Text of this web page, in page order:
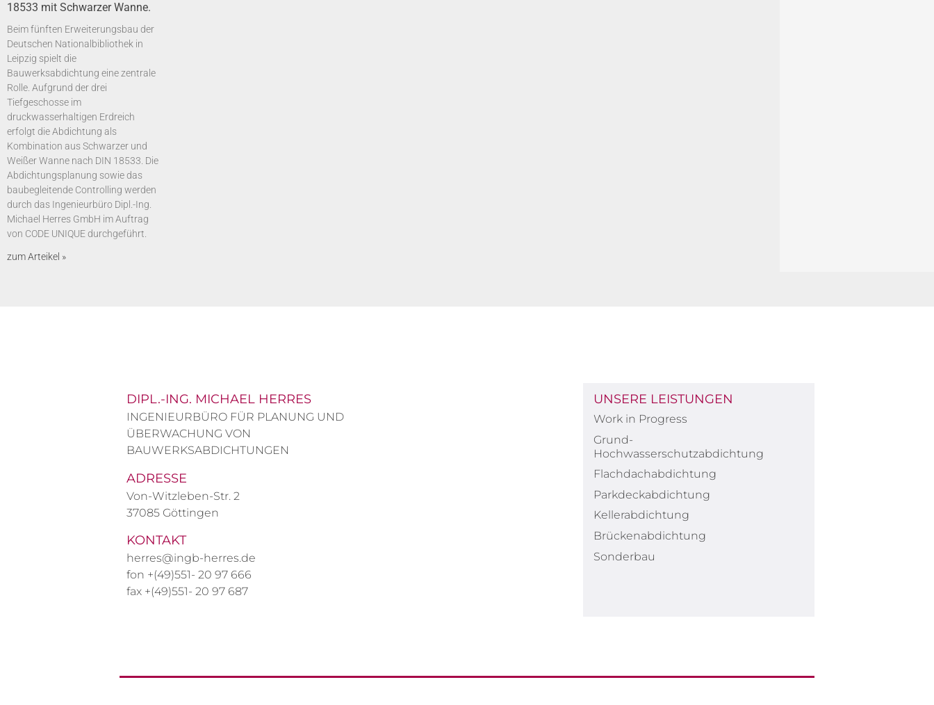
18533 mit Schwarzer Wanne.
Beim fünften Erweiterungsbau der
Deutschen Nationalbibliothek in
Leipzig spielt die
Bauwerksabdichtung eine zentrale
Rolle. Aufgrund der drei
Tiefgeschosse im
druckwasserhaltigen Erdreich
erfolgt die Abdichtung als
Kombination aus Schwarzer und
Weißer Wanne nach DIN 18533. Die
Abdichtungsplanung sowie das
baubegleitende Controlling werden
durch das Ingenieurbüro Dipl.-Ing.
Michael Herres GmbH im Auftrag
von CODE UNIQUE durchgeführt.
zum Arteikel »
DIPL.-ING. MICHAEL HERRES
INGENIEURBÜRO FÜR PLANUNG UND
ÜBERWACHUNG VON
BAUWERKSABDICHTUNGEN
ADRESSE
Von-Witzleben-Str. 2
37085 Göttingen
KONTAKT
herres@ingb-herres.de
fon +(49)551- 20 97 666
fax +(49)551- 20 97 687
UNSERE LEISTUNGEN
Work in Progress
Grund-
Hochwasserschutzabdichtung
Flachdachabdichtung
Parkdeckabdichtung
Kellerabdichtung
Brückenabdichtung
Sonderbau